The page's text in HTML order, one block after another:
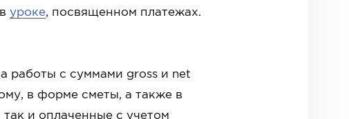
уроке, посвященном платежах.
работы с суммами gross и net
в форме сметы, а также в
и оплаченные с учетом